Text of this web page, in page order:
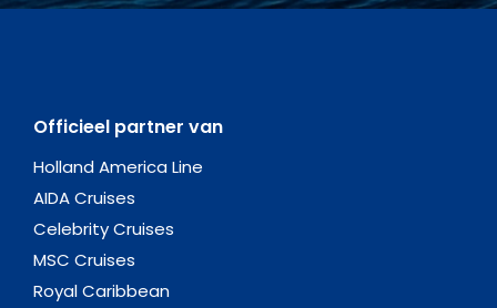
Officieel partner van
Holland America Line
AIDA Cruises
Celebrity Cruises
MSC Cruises
Royal Caribbean